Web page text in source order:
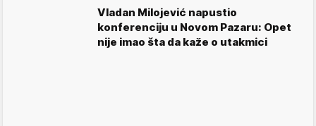
Vladan Milojević napustio
konferenciju u Novom Pazaru: Opet
nije imao šta da kaže o utakmici